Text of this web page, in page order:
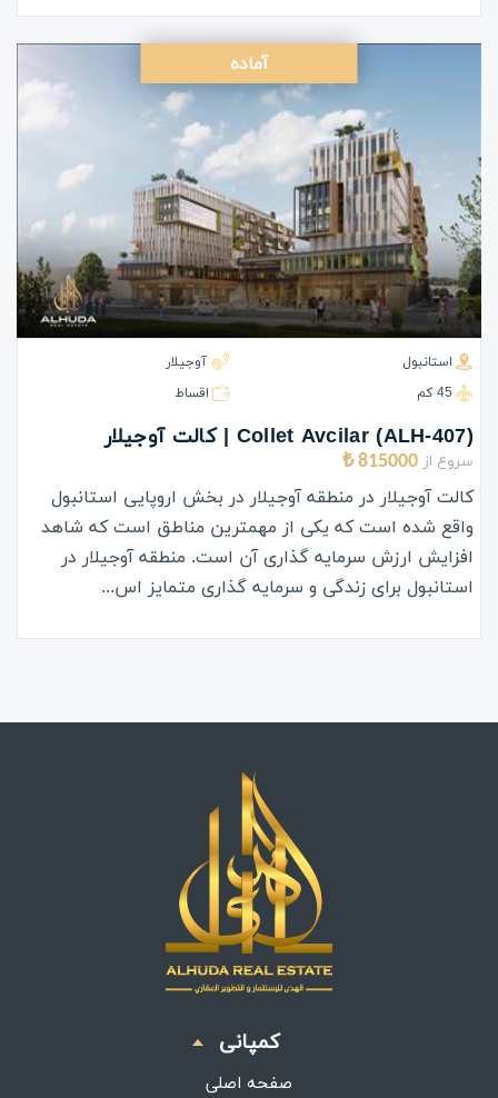
آماده
استانبول
آوجیلار
45 كم
اقساط
(ALH-407) Collet Avcilar | کالت آوجیلار
سروع از 815000 ₺
کالت آوجیلار در منطقه آوجیلار در بخش اروپایی استانبول
واقع شده است که یکی از مهمترین مناطق است که شاهد
افزایش ارزش سرمایه گذاری آن است. منطقه آوجیلار در
استانبول برای زندگی و سرمایه گذاری متمایز اس...
کمپانی
صفحه اصلی